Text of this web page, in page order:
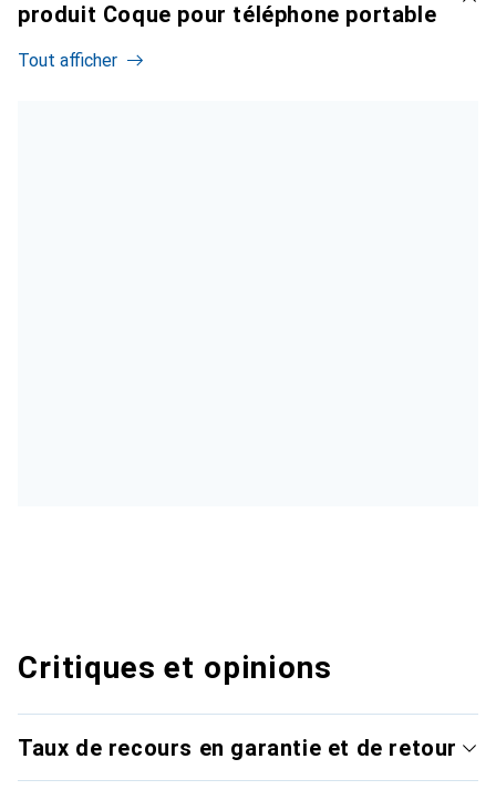
produit Coque pour téléphone portable
Tout afficher
Critiques et opinions
Taux de recours en garantie et de retour